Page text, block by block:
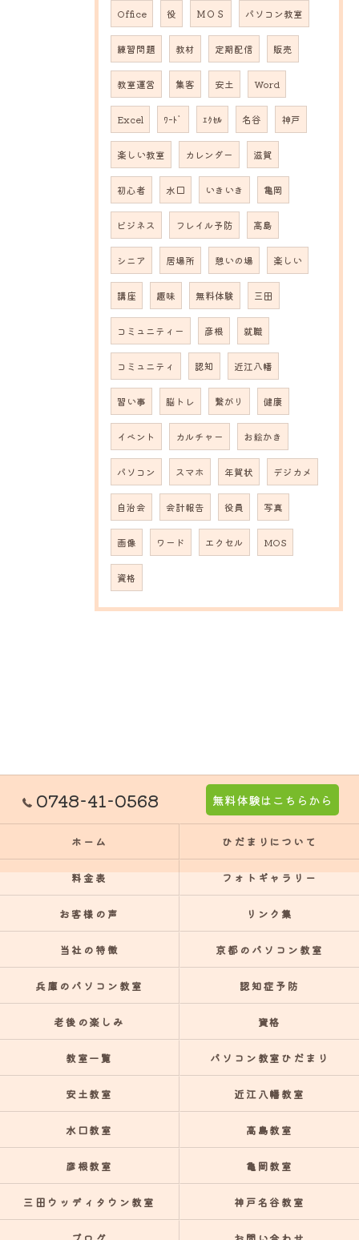
Office 役 ＭＯＳ パソコン教室
練習問題 教材 定期配信 販売
教室運営 集客 安土 Word
Excel ﾜｰﾄﾞ ｴｸｾﾙ 名谷 神戸
楽しい教室 カレンダー 滋賀
初心者 水口 いきいき 亀岡
ビジネス フレイル予防 高島
シニア 居場所 憩いの場 楽しい
講座 趣味 無料体験 三田
コミュニティー 彦根 就職
コミュニティ 認知 近江八幡
習い事 脳トレ 繋がり 健康
イベント カルチャー お絵かき
パソコン スマホ 年賀状 デジカメ
自治会 会計報告 役員 写真
画像 ワード エクセル MOS
資格
0748-41-0568 無料体験はこちらから
ホーム ひだまりについて
料金表 フォトギャラリー
お客様の声 リンク集
当社の特徴 京都のパソコン教室
兵庫のパソコン教室 認知症予防
老後の楽しみ 資格
教室一覧 パソコン教室ひだまり
安土教室 近江八幡教室
水口教室 高島教室
彦根教室 亀岡教室
三田ウッディタウン教室 神戸名谷教室